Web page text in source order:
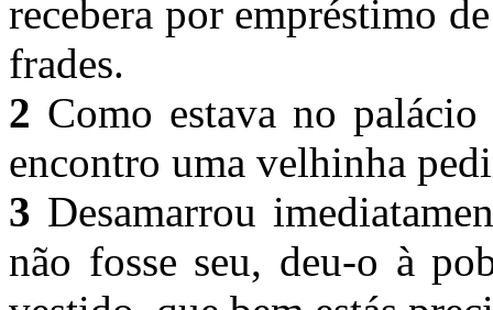
recebera por empréstimo
frades.
2 Como estava no
encontro uma velhinha
3 Desamarrou
não fosse seu, deu-o à